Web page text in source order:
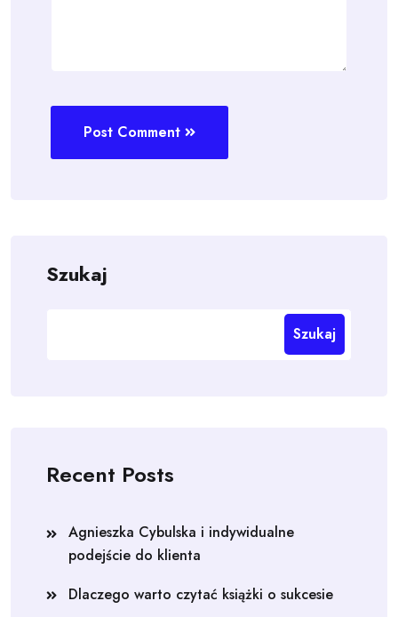
Post Comment
Szukaj
Szukaj
Recent Posts
Agnieszka Cybulska i indywidualne
podejście do klienta
Dlaczego warto czytać książki o sukcesie